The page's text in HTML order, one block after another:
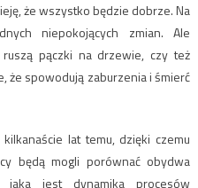
że wszystko będzie dobrze. Na
niepokojących zmian. Ale
pączki na drzewie, czy też
że spowodują zaburzenia i śmierć
lat temu, dzięki czemu
będą mogli porównać obydwa
jaka jest dynamika procesów